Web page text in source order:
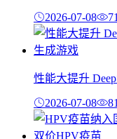
2026-07-08 71
性能大提升
2026-07-08 81